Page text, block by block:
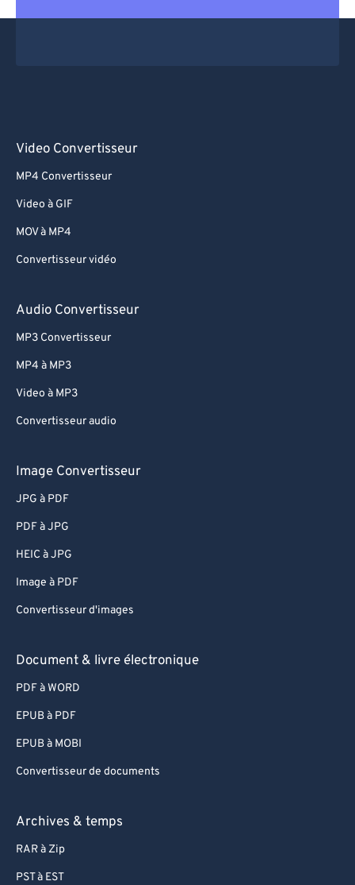
Video Convertisseur
MP4 Convertisseur
Video à GIF
MOV à MP4
Convertisseur vidéo
Audio Convertisseur
MP3 Convertisseur
MP4 à MP3
Video à MP3
Convertisseur audio
Image Convertisseur
JPG à PDF
PDF à JPG
HEIC à JPG
Image à PDF
Convertisseur d'images
Document & livre électronique
PDF à WORD
EPUB à PDF
EPUB à MOBI
Convertisseur de documents
Archives & temps
RAR à Zip
PST à EST